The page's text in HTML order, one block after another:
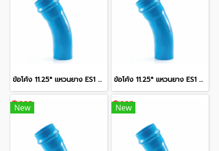
ข้อโค้ง 11.25° แหวนยาง ES1 SCG ขนาด 400 มม. (16 นิ้ว ) ชั้น 13.5 ข้อโค้ง 11.25° แหวนยาง ES1 SCG ขนาด 300 มม. (12 นิ้ว ) ชั้น 13.5
New New